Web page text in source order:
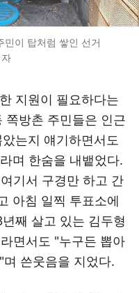
이 탑처럼 쌓인 선거
지원이 필요하다는
쪽방촌 주민들은 인근
는지 얘기하면서도
며 한숨을 내뱉었다.
기서 구경만 하고 간
아침 일찍 투표소에
째 살고 있는 김두형
면서도 "누구든 뽑아
쓴웃음을 지었다.